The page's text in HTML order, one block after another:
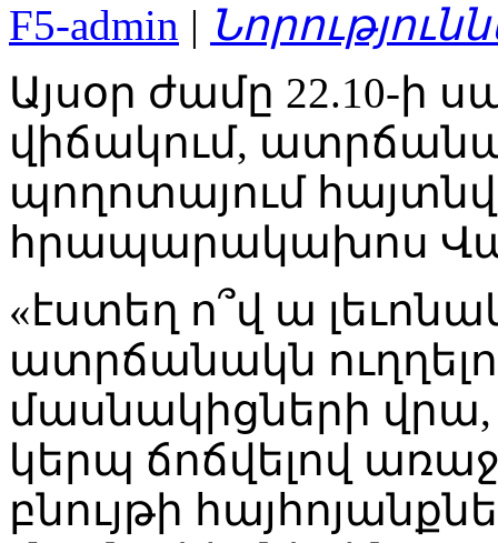
F5-admin |
Այսօր ժամը 22.10-ի
վիճակում,
պողոտայում
հրապարակախոս
«էստեղ ո՞վ ա
ատրճանակն
մասնակիցների
կերպ ճոճվելով
բնույթի